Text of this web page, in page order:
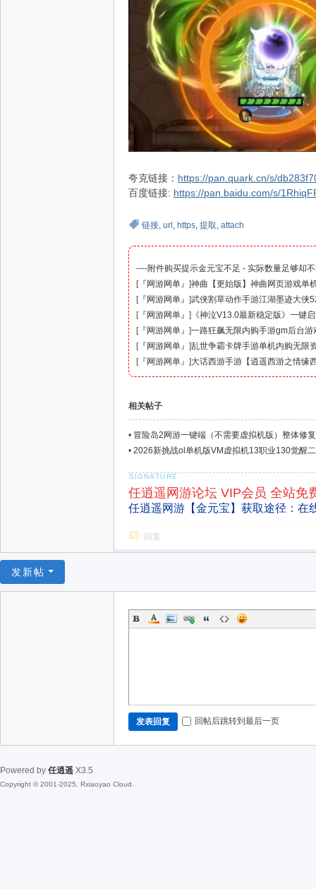
夸克链接： https://pan.quark.cn/s/
百度链接: https://pan.baidu.com/s/
链接, url , https, 提取, attach
----附件购买提示金元宝不足 - 实际数量足够却
神曲【更始版】神曲网页游戏单
[『网游网单』 ]
武侠割草动作手游江湖墨迹大侠
[『网游网单』 ]
《神泣V13.0最新稳定版》一键
[『网游网单』 ]
一路狂飙无限内购手游gm后台
[『网游网单』 ]
乱世争霸卡牌手游单机内购无限
[『网游网单』 ]
大话西游手游【逍遥西游之情缘
[『网游网单』 ]
相关帖子
• 冒险岛2网游一键端（不需要虚拟机版）整体修
• 2026新挑战ol单机版VM虚拟机13职业130觉醒
任逍遥网游论坛 VIP会员 全站免
任逍遥网游【金元宝】获取途径：在
回复
发新帖
发表回复 回帖后跳转到最后一页
Powered by 任逍遥 X3.5
Copyright © 2001-2025, Rxiaoyao Cloud.